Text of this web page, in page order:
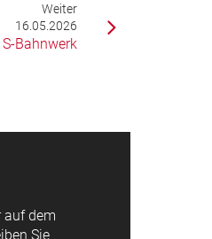
Weiter
16.05.2026
Bahnwerk
auf dem
Sie